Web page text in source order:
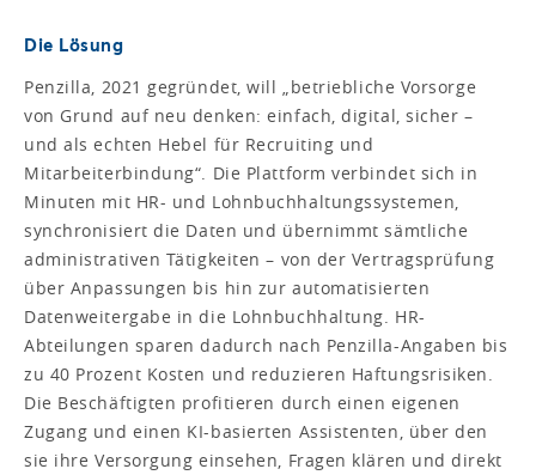
Die Lösung
Penzilla, 2021 gegründet, will „betriebliche Vorsorge
von Grund auf neu denken: einfach, digital, sicher –
und als echten Hebel für Recruiting und
Mitarbeiterbindung“. Die Plattform verbindet sich in
Minuten mit HR- und Lohnbuchhaltungssystemen,
synchronisiert die Daten und übernimmt sämtliche
administrativen Tätigkeiten – von der Vertragsprüfung
über Anpassungen bis hin zur automatisierten
Datenweitergabe in die Lohnbuchhaltung. HR-
Abteilungen sparen dadurch nach Penzilla-Angaben bis
zu 40 Prozent Kosten und reduzieren Haftungsrisiken.
Die Beschäftigten profitieren durch einen eigenen
Zugang und einen KI-basierten Assistenten, über den
sie ihre Versorgung einsehen, Fragen klären und direkt